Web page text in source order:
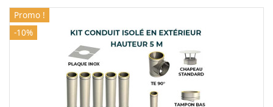
Promo !
-10%